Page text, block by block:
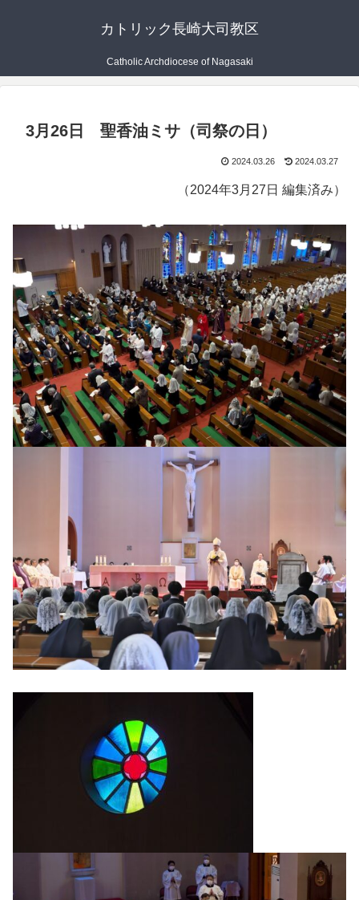
カトリック長崎大司教区
Catholic Archdiocese of Nagasaki
3月26日 聖香油ミサ（司祭の日）
2024.03.26 2024.03.27
（2024年3月27日 編集済み）